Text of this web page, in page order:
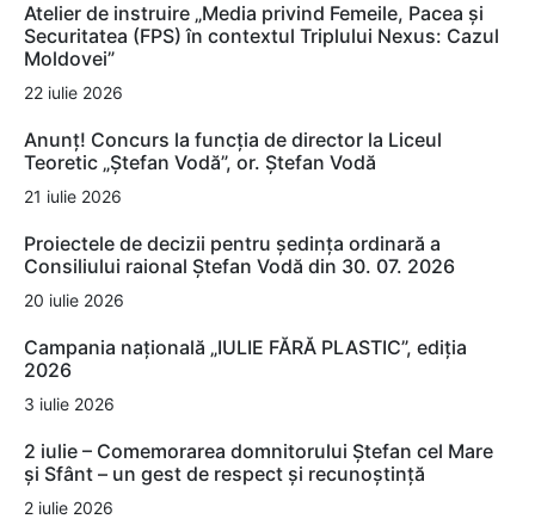
Atelier de instruire „Media privind Femeile, Pacea și
Securitatea (FPS) în contextul Triplului Nexus: Cazul
Moldovei”
22 iulie 2026
Anunț! Concurs la funcția de director la Liceul
Teoretic „Ștefan Vodă”, or. Ștefan Vodă
21 iulie 2026
Proiectele de decizii pentru ședința ordinară a
Consiliului raional Ștefan Vodă din 30. 07. 2026
20 iulie 2026
Campania națională „IULIE FĂRĂ PLASTIC”, ediția
2026
3 iulie 2026
2 iulie – Comemorarea domnitorului Ștefan cel Mare
și Sfânt – un gest de respect și recunoștință
2 iulie 2026